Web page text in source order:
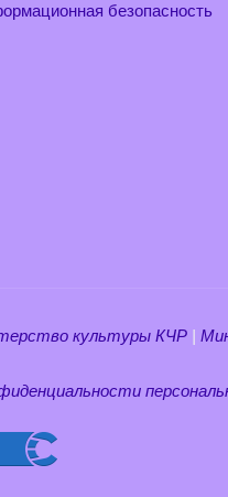
безопасность
культуры КЧР|